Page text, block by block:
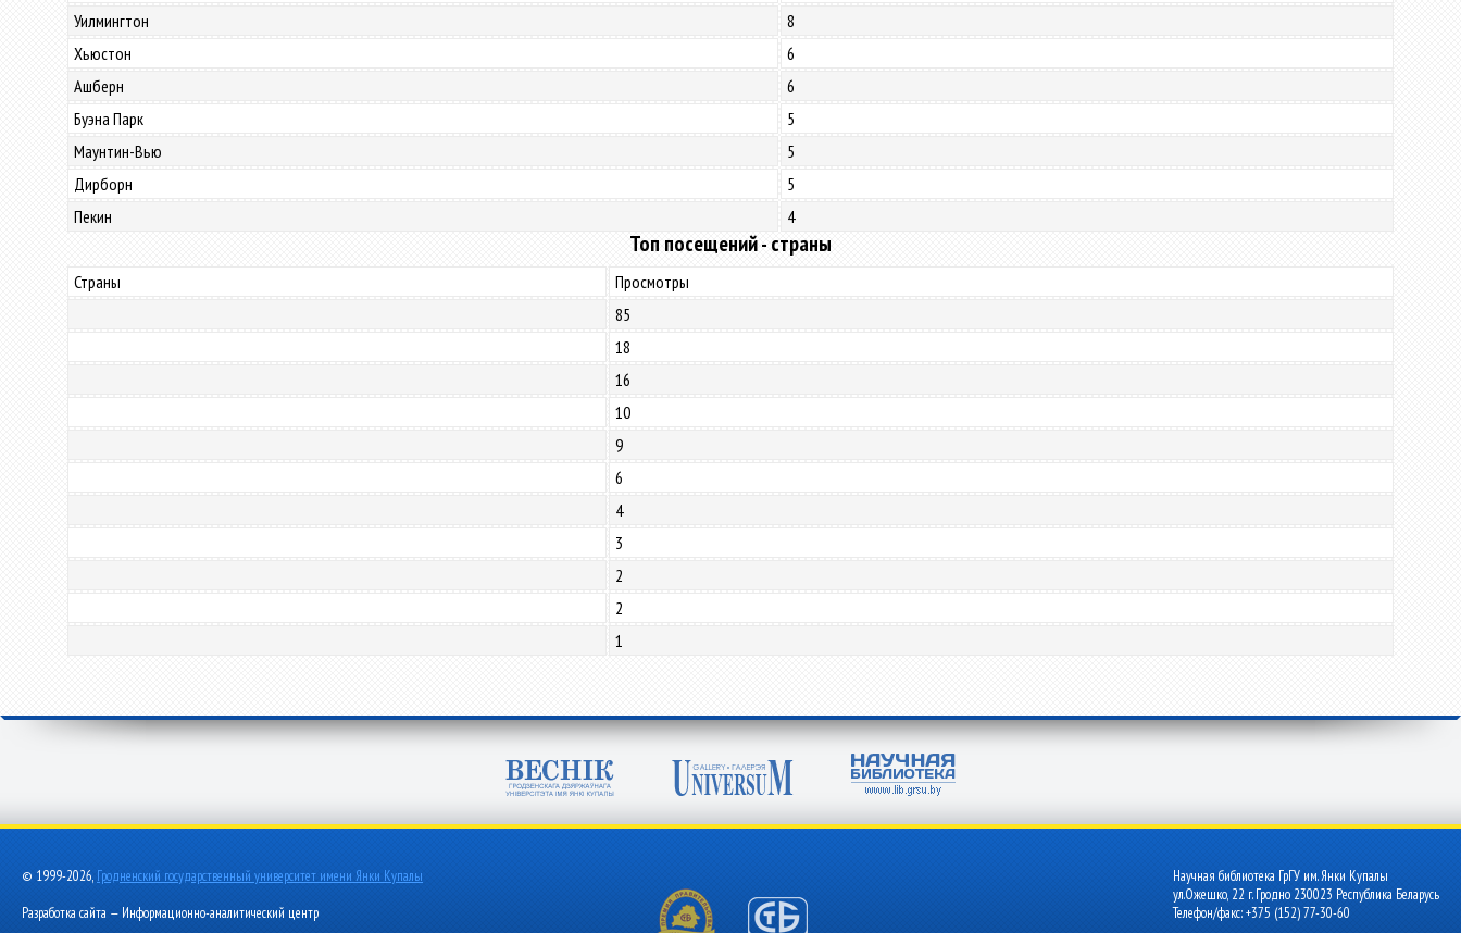
Уилмингтон
8
Хьюстон
6
Ашберн
6
Буэна Парк
5
Маунтин-Вью
5
Дирборн
5
Пекин
4
Топ посещений - страны
Страны
Просмотры
85
18
16
10
9
6
4
3
2
2
1
© 1999-2026, Гродненский государственный университет имени Янки Купалы
Разработка сайта — Информационно-аналитический центр
Научная библиотека ГрГУ им. Янки Купалы
ул.Ожешко, 22 г. Гродно 230023 Республика Беларусь
Телефон/факс: +375 (152) 77-30-60